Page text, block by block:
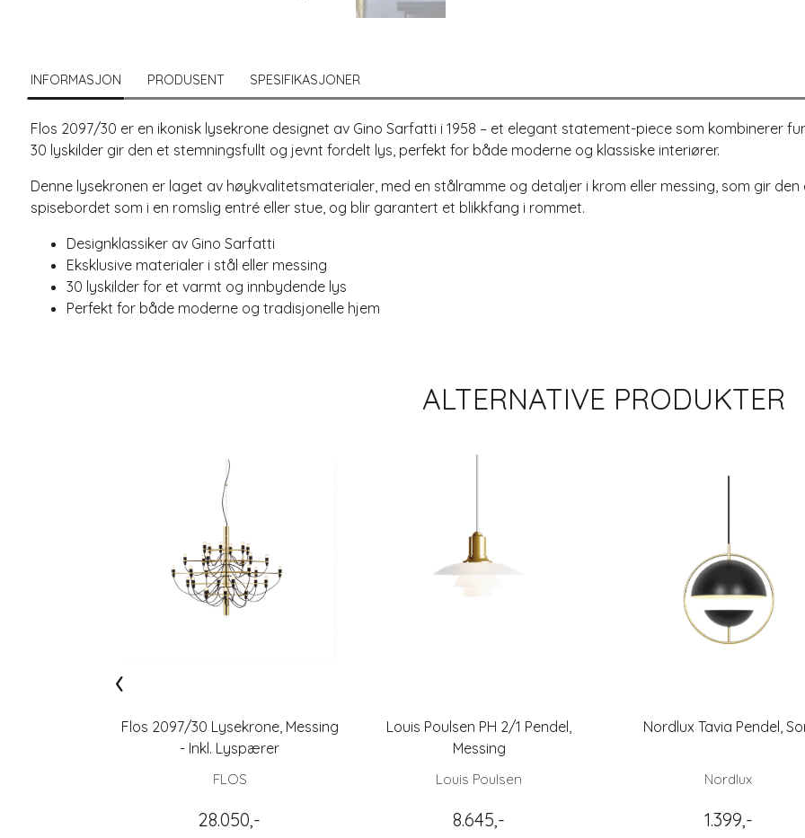
INFORMASJON PRODUSENT SPESIFIKASJONER
Flos 2097/30 er en ikonisk lysekrone designet av Gino Sarfatti i 1958 – et elegant statement-piece som kombinerer
30 lyskilder gir den et stemningsfullt og jevnt fordelt lys, perfekt for både moderne og klassiske interiører.
Denne lysekronen er laget av høykvalitetsmaterialer, med en stålramme og detaljer i krom eller messing, som gir
spisebordet som i en romslig entré eller stue, og blir garantert et blikkfang i rommet.
Designklassiker av Gino Sarfatti
Eksklusive materialer i stål eller messing
30 lyskilder for et varmt og innbydende lys
Perfekt for både moderne og tradisjonelle hjem
ALTERNATIVE PRODUKTER
Flos 2097/30 Lysekrone, Messing
- Inkl. Lyspærer
FLOS
28.050,-
Louis Poulsen PH 2/1 Pendel,
Messing
Louis Poulsen
8.645,-
Nordlux Tavia Pendel,
Nordlux
1.399,-
‹